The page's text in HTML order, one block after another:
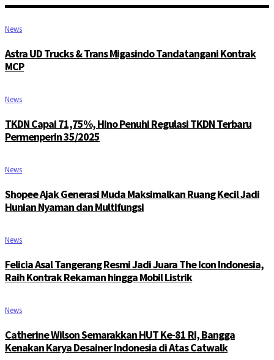
News
Astra UD Trucks & Trans Migasindo Tandatangani Kontrak
MCP
News
TKDN Capai 71,75%, Hino Penuhi Regulasi TKDN Terbaru
Permenperin 35/2025
News
Shopee Ajak Generasi Muda Maksimalkan Ruang Kecil Jadi
Hunian Nyaman dan Multifungsi
News
Felicia Asal Tangerang Resmi Jadi Juara The Icon Indonesia,
Raih Kontrak Rekaman hingga Mobil Listrik
News
Catherine Wilson Semarakkan HUT Ke-81 RI, Bangga
Kenakan Karya Desainer Indonesia di Atas Catwalk